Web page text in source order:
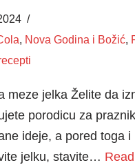
, Nova Godina i Božić,
meze jelka Želite da
porodicu za
ideje, a pored toga
jelku, stavite…